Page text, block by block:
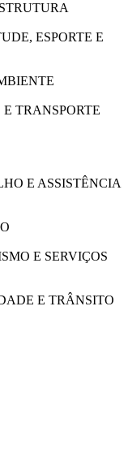
ESPORTE E
TRANSPORTE
E ASSISTÊNCIA
E SERVIÇOS
E TRÂNSITO